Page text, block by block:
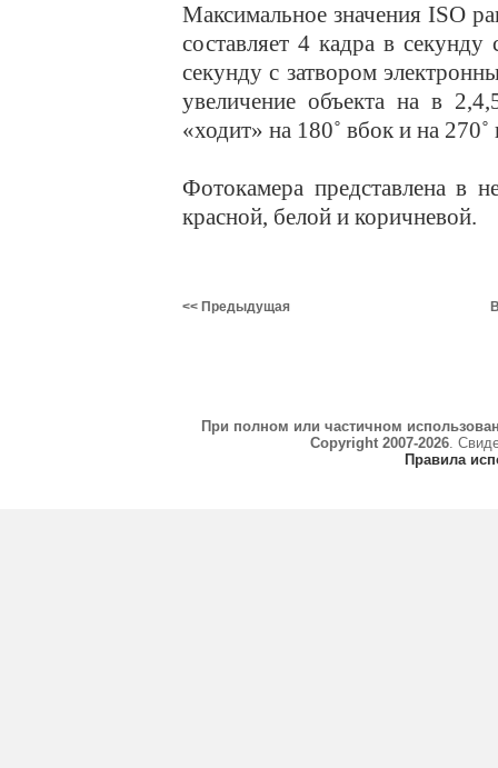
Максимальное значения ISO
составляет 4 кадра в
секунду с затвором
увеличение объекта на в
«ходит» на 180˚ вбок и на 270˚
Фотокамера представлена в
красной, белой и коричневой.
<< Предыдущая
При полном или частичном
Copyright 2007-2026.
Правила